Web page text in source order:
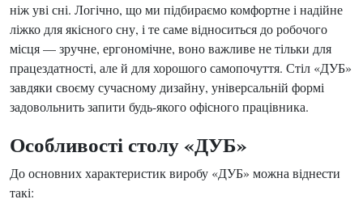
ніж уві сні. Логічно, що ми підбираємо комфортне і надійне
ліжко для якісного сну, і те саме відноситься до робочого
місця — зручне, ергономічне, воно важливе не тільки для
працездатності, але й для хорошого самопочуття. Стіл «ДУБ»
завдяки своєму сучасному дизайну, універсальній формі
задовольнить запити будь-якого офісного працівника.
Особливості столу «ДУБ»
До основних характеристик виробу «ДУБ» можна віднести
такі: